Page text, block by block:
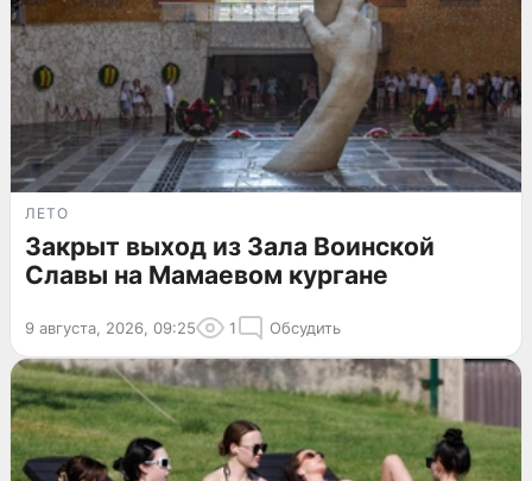
ЛЕТО
Закрыт выход из Зала Воинской
Славы на Мамаевом кургане
9 августа, 2026, 09:25 1 Обсудить